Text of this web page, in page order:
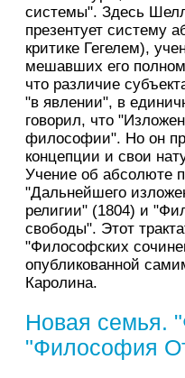
системы". Здесь
презентует систему
критике Гегелем),
мешавших его
что различие
"в явлении", в
говорил, что
философии". Но он
концепции и свои
Учение об абсолюте
"Дальнейшего
религии" (1804) и
свободы". Этот
"Философских
опубликованной
Каролина.
Новая семья.
"Философия